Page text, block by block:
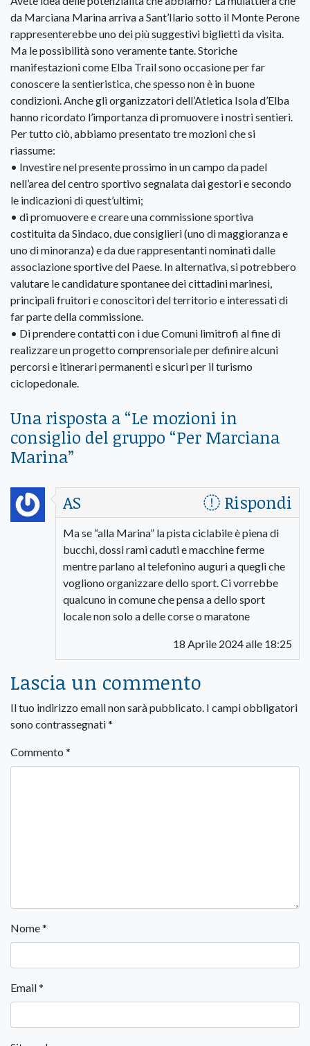
da Marciana Marina arriva a Sant’Ilario sotto il Monte Perone
rappresenterebbe uno dei più suggestivi biglietti da visita.
Ma le possibilità sono veramente tante. Storiche
manifestazioni come Elba Trail sono occasione per far
conoscere la sentieristica, che spesso non è in buone
condizioni. Anche gli organizzatori dell’Atletica Isola d’Elba
hanno ricordato l’importanza di promuovere i nostri sentieri.
Per tutto ciò, abbiamo presentato tre mozioni che si
riassume:
• Investire nel presente prossimo in un campo da padel
nell’area del centro sportivo segnalata dai gestori e secondo
le indicazioni di quest’ultimi;
• di promuovere e creare una commissione sportiva
costituita da Sindaco, due consiglieri (uno di maggioranza e
uno di minoranza) e da due rappresentanti nominati dalle
associazione sportive del Paese. In alternativa, si potrebbero
valutare le candidature spontanee dei cittadini marinesi,
principali fruitori e conoscitori del territorio e interessati di
far parte della commissione.
• Di prendere contatti con i due Comuni limitrofi al fine di
realizzare un progetto comprensoriale per definire alcuni
percorsi e itinerari permanenti e sicuri per il turismo
ciclopedonale.
Una risposta a “Le mozioni in
consiglio del gruppo “Per Marciana
Marina”
AS
Rispondi
Ma se “alla Marina” la pista ciclabile è piena di
bucchi, dossi rami caduti e macchine ferme
mentre parlano al telefonino auguri a quegli che
vogliono organizzare dello sport. Ci vorrebbe
qualcuno in comune che pensa a dello sport
locale non solo a delle corse o maratone
18 Aprile 2024 alle 18:25
Lascia un commento
Il tuo indirizzo email non sarà pubblicato. I campi obbligatori
sono contrassegnati*
Commento *
Nome*
Email*